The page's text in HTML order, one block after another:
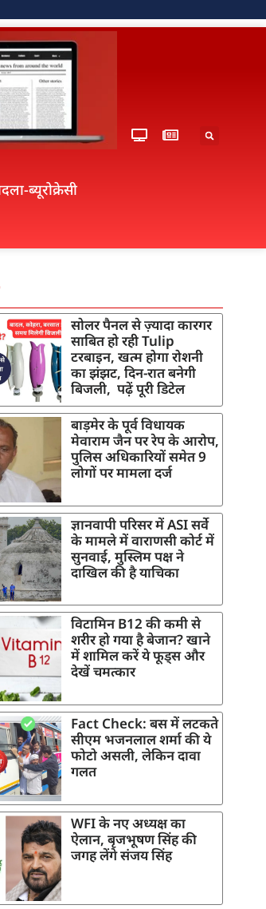
ब्यूरोक्रेसी
सोलर पैनल से ज़्यादा कारगर
साबित हो रही Tulip
टरबाइन, खत्म होगा रोशनी
का झंझट, दिन-रात बनेगी
बिजली, पढ़ें पूरी डिटेल
बाड़मेर के पूर्व विधायक
मेवाराम जैन पर रेप के आरोप,
पुलिस अधिकारियों समेत 9
लोगों पर मामला दर्ज
ज्ञानवापी परिसर में ASI सर्वे
के मामले में वाराणसी कोर्ट में
सुनवाई, मुस्लिम पक्ष ने
दाखिल की है याचिका
विटामिन B12 की कमी से
शरीर हो गया है बेजान? खाने
में शामिल करें ये फूड्स और
देखें चमत्कार
Fact Check: बस में लटकते
सीएम भजनलाल शर्मा की ये
फोटो असली, लेकिन दावा
गलत
WFI के नए अध्यक्ष का
ऐलान, बृजभूषण सिंह की
जगह लेंगे संजय सिंह